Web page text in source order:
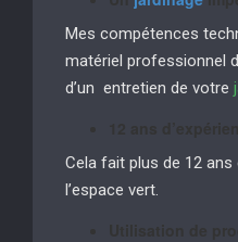
Mes compétences
matériel professionnel
d’un entretien de votre
Cela fait plus de 12
l’espace vert.